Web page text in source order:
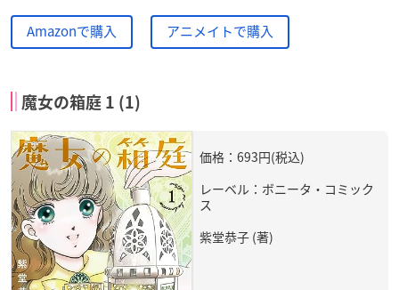
Amazonで購入 アニメイトで購入
魔女の箱庭 1 (1)
価格：693円(税込)
レーベル：ボニータ・コミック
ス
紫堂恭子 (著)